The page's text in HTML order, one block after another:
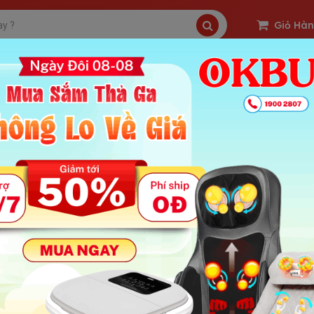
Giỏ
SP Freeship OKBUY Deal Sản Phẩm Hot
cầm tay giá rẻ dưới 500k TPHCM
: 4453 | Ngày Đăng Tin: 19-12-2017
Chính Bài
cầm tay giá dưới 500k tại TPHCM
Máy Massage cầm tay giá dưới
từ lâu đã trở thành một món đồ không thể thiếu trong tủ đồ
của mình mà không cần ngâm mình trong bồn nước nóng quá
loại máy massage thông minh mini cầm tay là một lựa chọn hoàn
tay giá dưới 500k tại TPHCM nhé!